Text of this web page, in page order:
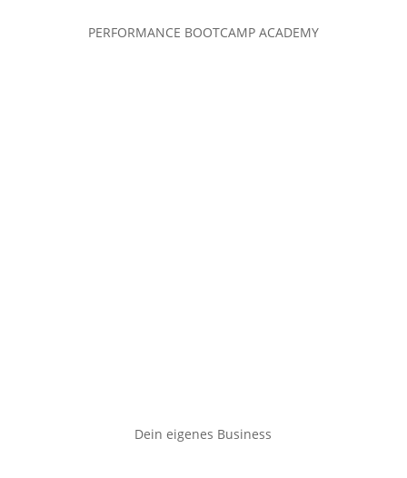
PERFORMANCE BOOTCAMP ACADEMY
Dein eigenes Business